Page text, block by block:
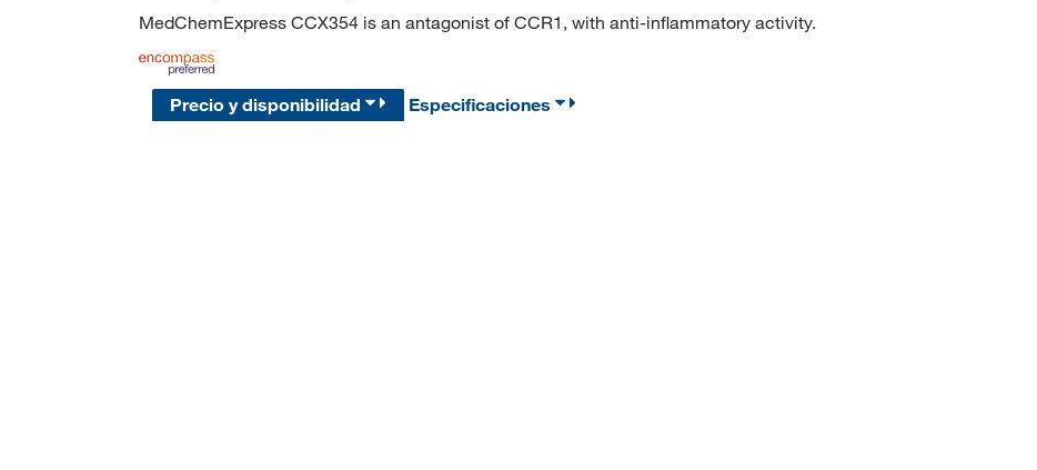
MedChemExpress CCX354 is an antagonist of CCR1, with anti-inflammatory activity.
Precio y disponibilidad Especificaciones